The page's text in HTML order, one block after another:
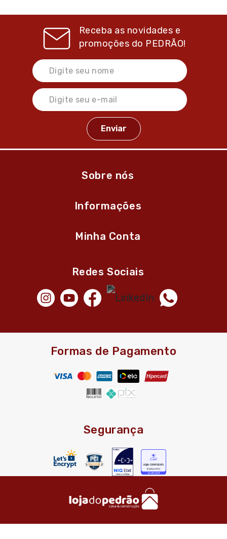
Receba as novidades e
promoções do PEDRÃO!
Sobre nós
Informações
Minha Conta
Redes Sociais
Formas de Pagamento
Segurança